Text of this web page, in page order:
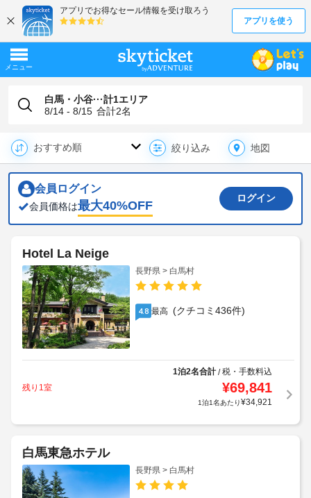
白馬・小谷···計1エリア
8/14 - 8/15 合計2名
絞り込み 地図
会員ログイン
会員価格は最大40%OFF
ログイン
Hotel La Neige
長野県 > 白馬村
4.8 最高 (クチコミ436件)
1泊2名合計/税・手数料込
残り1室
¥69,841
1泊1名あたり¥34,921
白馬東急ホテル
長野県 > 白馬村